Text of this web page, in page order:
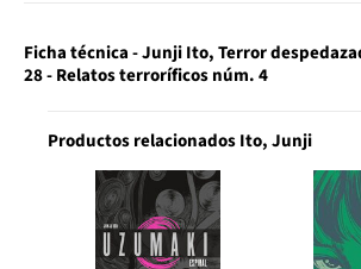
Ficha técnica - Junji Ito, Terror
28 - Relatos terroríficos núm. 4
Productos relacionados Ito, Junji